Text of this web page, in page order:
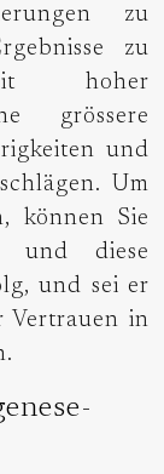
zu
zu
hoher
grössere
und
Um
können Sie
und diese
und sei er
Vertrauen in